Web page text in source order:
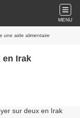
MENU
une aide alimentaire
en Irak